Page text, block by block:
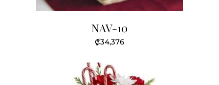
NAV-10
₡34,376